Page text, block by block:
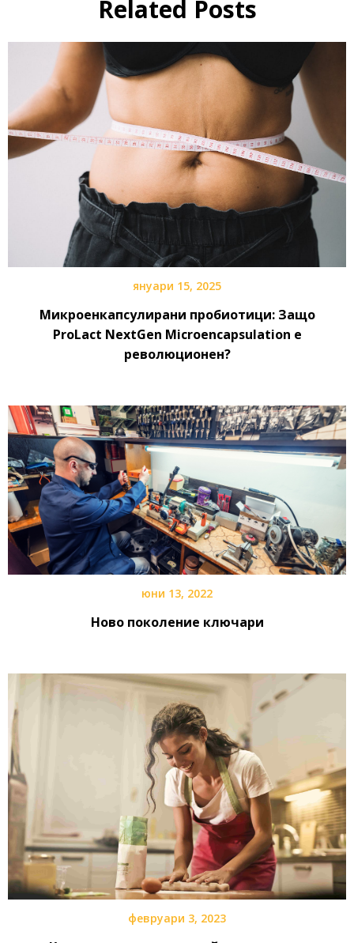
Related Posts
януари 15, 2025
Микроенкапсулирани пробиотици: Защо
ProLact NextGen Microencapsulation е
революционен?
юни 13, 2022
Ново поколение ключари
февруари 3, 2023